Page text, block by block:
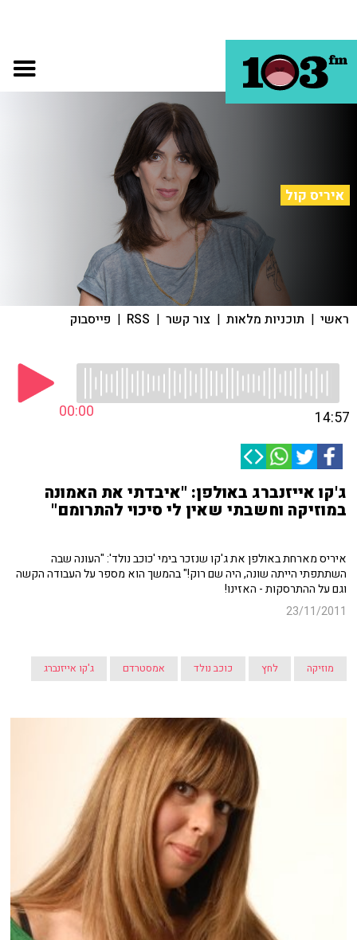
איריס קול
ראשי | תוכניות מלאות | צור קשר |
RSS
| פייסבוק
00:00 14:57
ג'קו אייזנברג באולפן: "איבדתי את האמונה
במוזיקה וחשבתי שאין לי סיכוי להתרומם"
איריס מארחת באולפן את ג'קו שנזכר בימי 'כוכב נולד': "העונה שבה
השתתפתי הייתה שונה, היה שם רוק!" בהמשך הוא מספר על העבודה הקשה
וגם על ההתרסקות - האזינו!
23/11/2011
מוזיקה לחץ כוכב נולד אמסטרדם ג'קו אייזנברג